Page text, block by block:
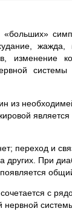
«больших»
из
переход и
других. При
с
нервной